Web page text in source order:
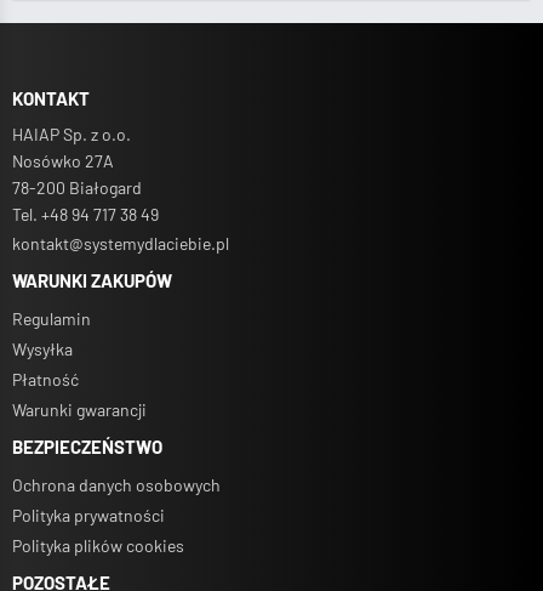
Minimalna ilość:
Koszt dostawy:
KONTAKT
HAIAP Sp. z o.o.
Nosówko 27A
78-200 Białogard
Tel. +48 94 717 38 49
kontakt@systemydlaciebie.pl
WARUNKI ZAKUPÓW
Regulamin
Wysyłka
Płatność
Warunki gwarancji
BEZPIECZEŃSTWO
Ochrona danych osobowych
Polityka prywatności
Polityka plików cookies
POZOSTAŁE